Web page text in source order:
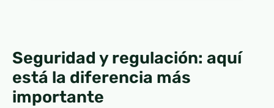
Seguridad y regulación: aquí
está la diferencia más
importante